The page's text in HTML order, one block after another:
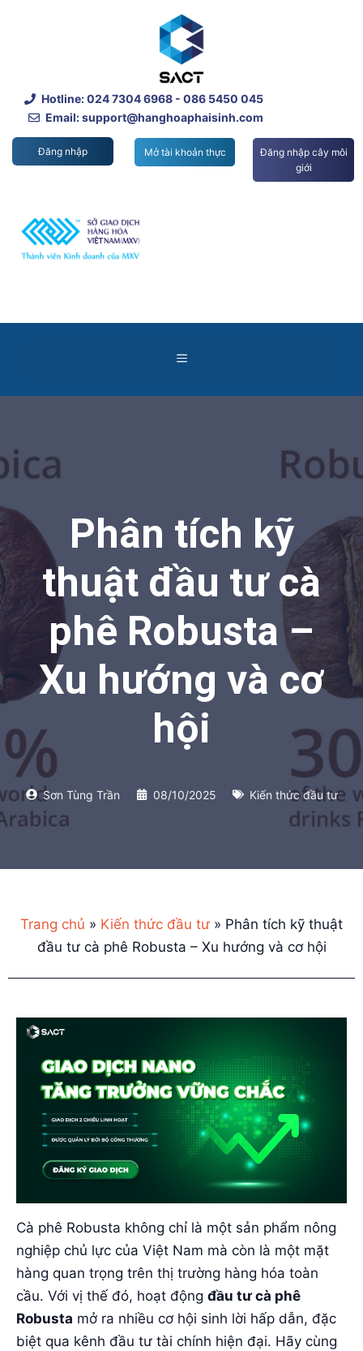
Hotline:024 7304 6968 - 086 5450 045
Email: support@hanghoaphaisinh.com
Đăng nhập Mở tài khoản thực
Đăng nhập cây môi
giới
Menu
Phân tích kỹ
thuật đầu tư cà
phê Robusta –
Xu hướng và cơ
hội
Sơn Tùng Trần 08/10/2025 Kiến thức đầu tư
Trang chủ » Kiến thức đầu tư » Phân tích kỹ thuật
đầu tư cà phê Robusta – Xu hướng và cơ hội
Cà phê Robusta không chỉ là một sản phẩm nông
nghiệp chủ lực của Việt Nam mà còn là một mặt
hàng quan trọng trên thị trường hàng hóa toàn
cầu. Với vị thế đó, hoạt động đầu tư cà phê
Robusta mở ra nhiều cơ hội sinh lời hấp dẫn, đặc
biệt qua kênh đầu tư tài chính hiện đại. Hãy cùng